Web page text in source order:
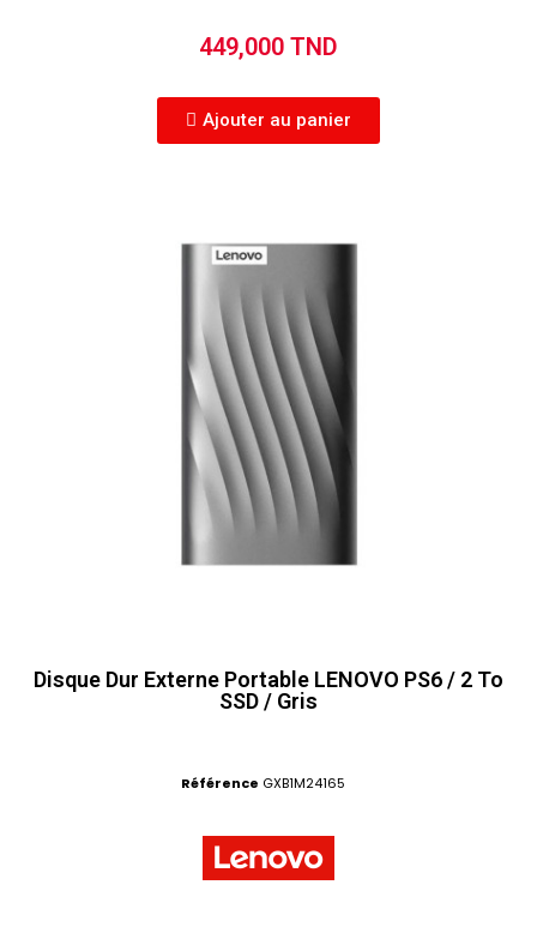
449,000 TND
Ajouter au panier
Disque Dur Externe Portable LENOVO PS6 / 2 To
SSD / Gris
Référence GXB1M24165